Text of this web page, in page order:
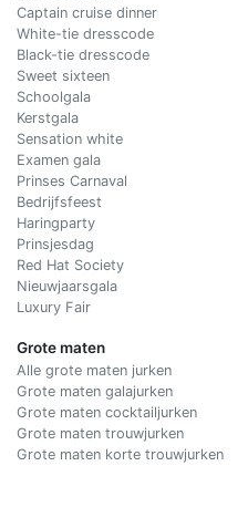
Captain cruise dinner
White-tie dresscode
Black-tie dresscode
Sweet sixteen
Schoolgala
Kerstgala
Sensation white
Examen gala
Prinses Carnaval
Bedrijfsfeest
Haringparty
Prinsjesdag
Red Hat Society
Nieuwjaarsgala
Luxury Fair
Grote maten
Alle grote maten jurken
Grote maten galajurken
Grote maten cocktailjurken
Grote maten trouwjurken
Grote maten korte trouwjurken